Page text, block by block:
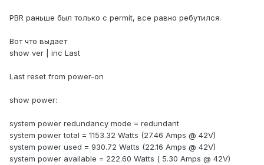
PBR раньше был только с permit, все равно ребутился.
Вот что выдает
show ver | inc Last
Last reset from power-on
show power:
system power redundancy mode = redundant
system power total = 1153.32 Watts (27.46 Amps @ 42V)
system power used = 930.72 Watts (22.16 Amps @ 42V)
system power available = 222.60 Watts ( 5.30 Amps @ 42V)